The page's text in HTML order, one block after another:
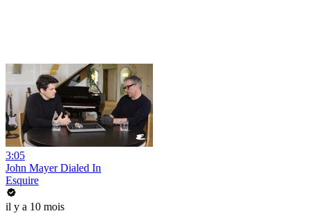
3:05
John Mayer Dialed In
Esquire
il y a 10 mois